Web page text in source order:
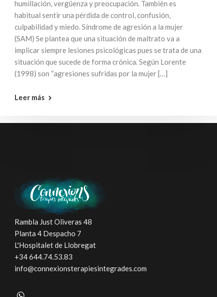
humillación, vergüenza y preocupación. También es
habitual sentir una pérdida de control, confusión,
culpabilidad y miedo. Síndrome de agresión a la mujer
(SAM) Se plantea que una situación de maltrato va a
implicar siempre lesiones psicológicas pues se trata de una
situación que sucede de forma crónica. Según Lorente
(1998) son “agresiones sufridas por la mujer […]
Leer más
Rambla Just Oliveras 48
Planta 4 Despacho 7
L'Hospitalet de Llobregat
+34 644.74.53.83
info@connexionsterapiesintegrades.com